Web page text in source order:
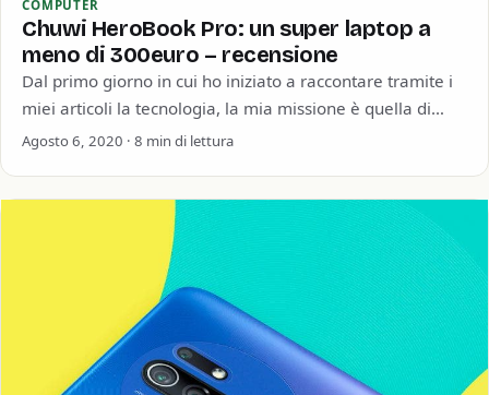
COMPUTER
Chuwi HeroBook Pro: un super laptop a
meno di 300euro – recensione
Dal primo giorno in cui ho iniziato a raccontare tramite i
miei articoli la tecnologia, la mia missione è quella di
dimostrare…
Agosto 6, 2020 · 8 min di lettura